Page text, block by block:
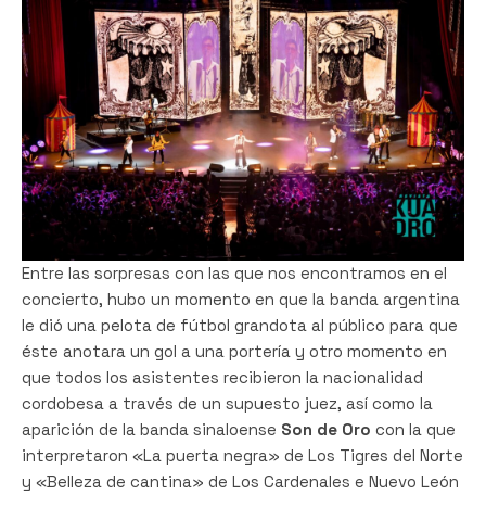
Entre las sorpresas con las que nos encontramos en el
concierto, hubo un momento en que la banda argentina
le dió una pelota de fútbol grandota al público para que
éste anotara un gol a una portería y otro momento en
que todos los asistentes recibieron la nacionalidad
cordobesa a través de un supuesto juez, así como la
aparición de la banda sinaloense Son de Oro con la que
interpretaron «La puerta negra» de Los Tigres del Norte
y «Belleza de cantina» de Los Cardenales e Nuevo León